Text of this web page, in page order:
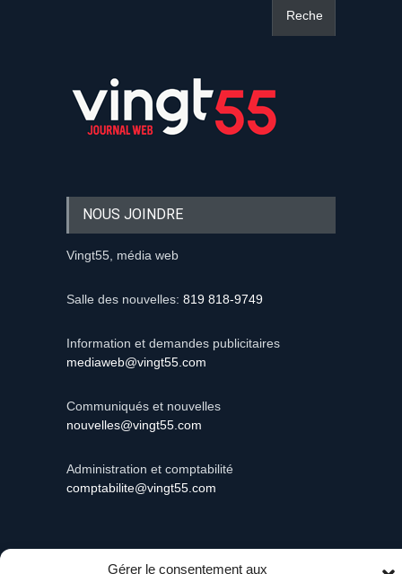
Gérer le consentement aux
NOUS JOINDRE
Vingt55, média web
Salle des nouvelles: 819 818-9749
Information et demandes publicitaires
mediaweb@vingt55.com
Communiqués et nouvelles
nouvelles@vingt55.com
Administration et comptabilité
comptabilite@vingt55.com